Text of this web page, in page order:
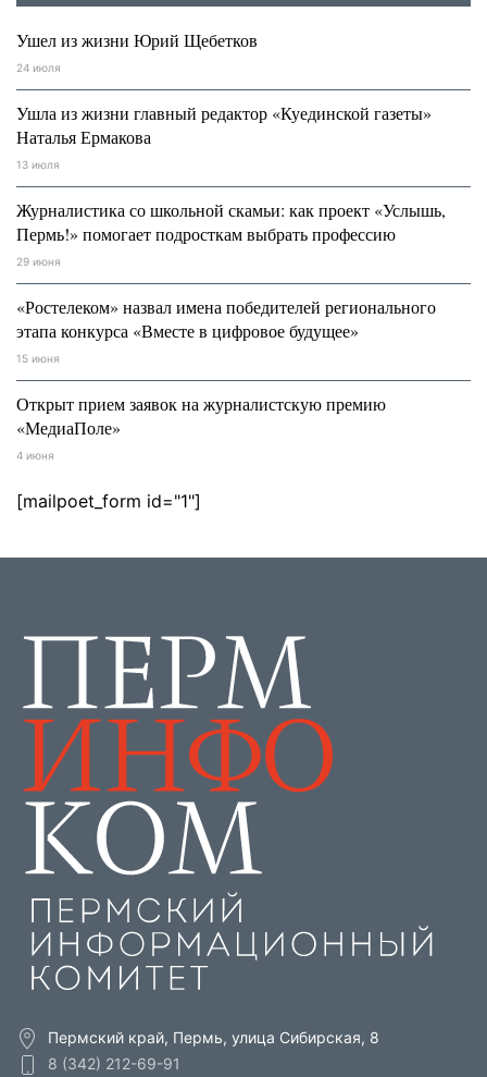
Ушел из жизни Юрий Щебетков
24 июля
Ушла из жизни главный редактор «Куединской газеты»
Наталья Ермакова
13 июля
Журналистика со школьной скамьи: как проект «Услышь,
Пермь!» помогает подросткам выбрать профессию
29 июня
«Ростелеком» назвал имена победителей регионального
этапа конкурса «Вместе в цифровое будущее»
15 июня
Открыт прием заявок на журналистскую премию
«МедиаПоле»
4 июня
[mailpoet_form id="1"]
Пермский край, Пермь, улица Сибирская, 8
8 (342) 212-69-91